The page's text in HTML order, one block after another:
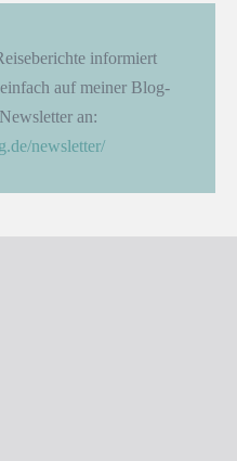
informiert
auf meiner Blog-
an:
newsletter/